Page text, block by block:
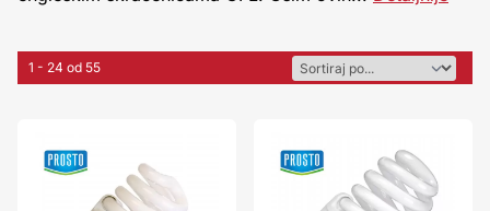
1 - 24 od 55